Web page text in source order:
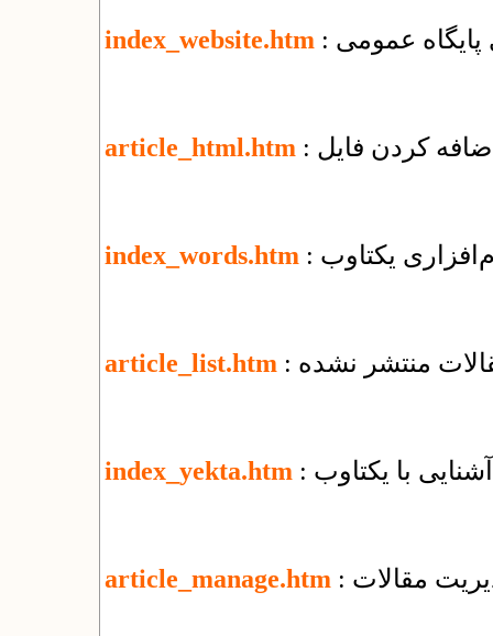
index_website.htm پایگاه عمومی
article_html.htm
index_words.htm یکتاوب
article_list.htm منتشر نشده
index_yekta.htm : آشنایی با یکتاوب
article_manage.htm مقالات